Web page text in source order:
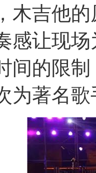
木吉他
感让现
间的限
为著名